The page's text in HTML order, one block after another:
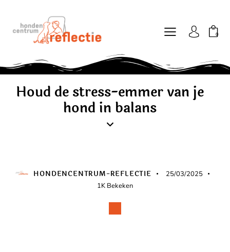
0
Houd de stress-emmer van je
hond in balans
HONDENCENTRUM-REFLECTIE
25/03/2025
1K Bekeken